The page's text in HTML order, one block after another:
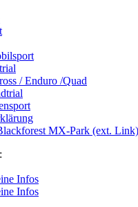
/ Enduro /Quad
MX-Park (ext. Link)
Infos
Infos